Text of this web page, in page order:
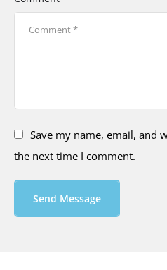
Save my name, email, and
the next time I comment.
Send Message